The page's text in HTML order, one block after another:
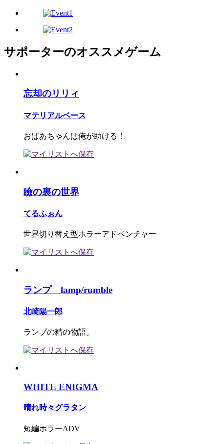
サポーターのオススメゲーム
忘却のリリィ
マテリアルベース
おばあちゃんは俺が助ける！
瞼の裏の世界
てるふぉん
世界切り替え型ホラーアドベンチャー
ランプ lamp/rumble
北崎陽一郎
ランプの精の物語。
WHITE ENIGMA
晴れ時々グラタン
短編ホラーADV